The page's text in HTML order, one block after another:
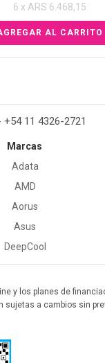
6 x ARS 6.468,15
11 4326-2721
Marcas
Adata
AMD
Aorus
Asus
DeepCool
y los planes de
sujetas a cambios sin